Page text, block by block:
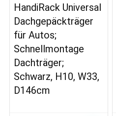
HandiRack Universal
Dachgepäckträger
für Autos;
Schnellmontage
Dachträger;
Schwarz, H10, W33,
D146cm